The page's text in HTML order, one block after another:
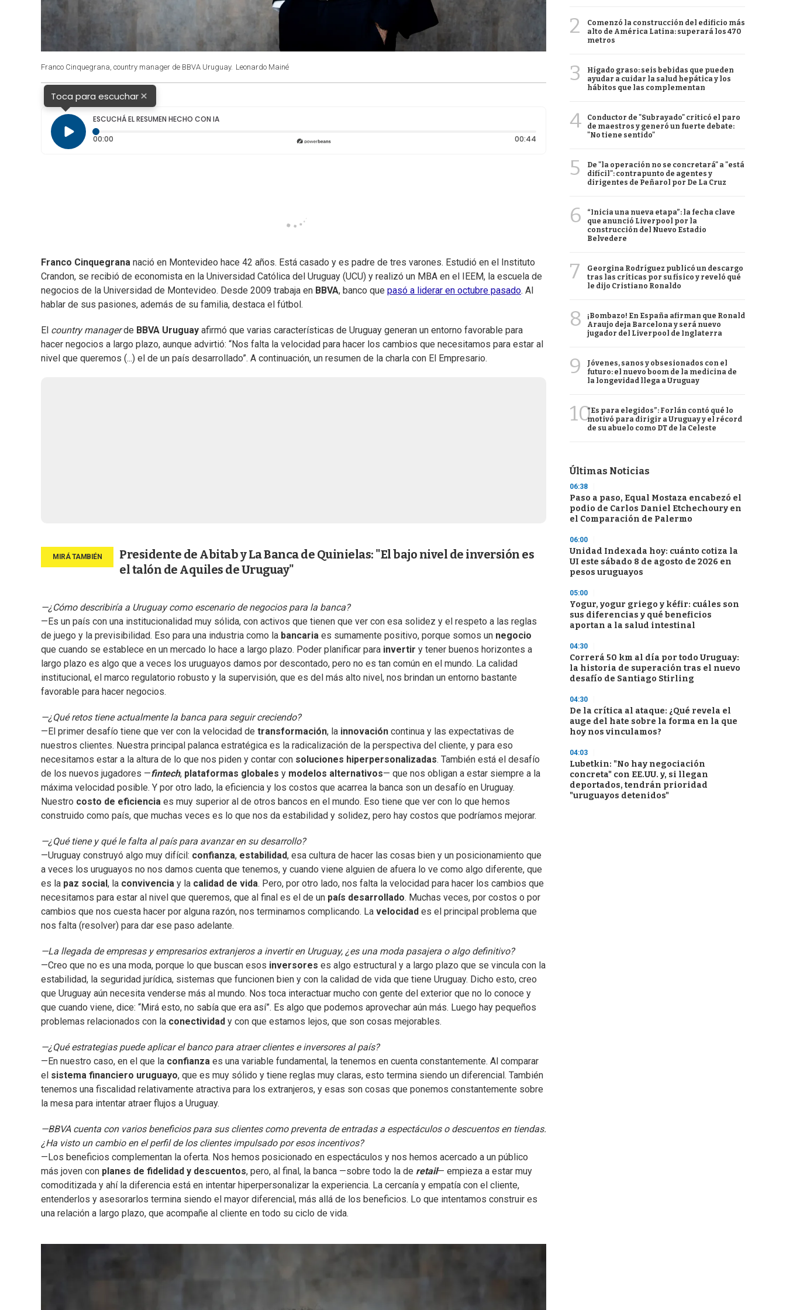
Franco Cinquegrana, country manager de BBVA Uruguay. Leonardo Mainé
Toca para escuchar×
ESCUCHÁ EL RESUMEN HECHO CON IA
00:00
00:44Duración: 44 segundos
Franco Cinquegrana nació en Montevideo hace 42 años. Está casado y es padre de tres varones. Estudió en el Instituto
Crandon, se recibió de economista en la Universidad Católica del Uruguay (UCU) y realizó un MBA en el IEEM, la escuela de
negocios de la Universidad de Montevideo. Desde 2009 trabaja en BBVA, banco que pasó a liderar en octubre pasado. Al
hablar de sus pasiones, además de su familia, destaca el fútbol.
El country managerde BBVA Uruguay afirmó que varias características de Uruguay generan un entorno favorable para
hacer negocios a largo plazo, aunque advirtió: “Nos falta la velocidad para hacer los cambios que necesitamos para estar al
nivel que queremos (...) el de un país desarrollado”. A continuación, un resumen de la charla con El Empresario.
Presidente de Abitab y La Banca de Quinielas: "El bajo nivel de inversión es
el talón de Aquiles de Uruguay"
—¿Cómo describiría a Uruguay como escenario de negocios para la banca?
—Es un país con una institucionalidad muy sólida, con activos que tienen que ver con esa solidez y el respeto a las reglas
de juego y la previsibilidad. Eso para una industria como la bancaria es sumamente positivo, porque somos un negocio
que cuando se establece en un mercado lo hace a largo plazo. Poder planificar para invertir y tener buenos horizontes a
largo plazo es algo que a veces los uruguayos damos por descontado, pero no es tan común en el mundo. La calidad
institucional, el marco regulatorio robusto y la supervisión, que es del más alto nivel, nos brindan un entorno bastante
favorable para hacer negocios.
—¿Qué retos tiene actualmente la banca para seguir creciendo?
—El primer desafío tiene que ver con la velocidad de transformación, la innovación continua y las expectativas de
nuestros clientes. Nuestra principal palanca estratégica es la radicalización de la perspectiva del cliente, y para eso
necesitamos estar a la altura de lo que nos piden y contar con soluciones hiperpersonalizadas. También está el desafío
de los nuevos jugadores —fintech, plataformas globales y modelos alternativos— que nos obligan a estar siempre a la
máxima velocidad posible. Y por otro lado, la eficiencia y los costos que acarrea la banca son un desafío en Uruguay.
Nuestro costo de eficiencia es muy superior al de otros bancos en el mundo. Eso tiene que ver con lo que hemos
construido como país, que muchas veces es lo que nos da estabilidad y solidez, pero hay costos que podríamos mejorar.
—¿Qué tiene y qué le falta al país para avanzar en su desarrollo?
—Uruguay construyó algo muy difícil: confianza, estabilidad, esa cultura de hacer las cosas bien y un posicionamiento que
a veces los uruguayos no nos damos cuenta que tenemos, y cuando viene alguien de afuera lo ve como algo diferente, que
es la paz social , la convivencia y la calidad de vida. Pero, por otro lado, nos falta la velocidad para hacer los cambios que
necesitamos para estar al nivel que queremos, que al final es el de un país desarrollado. Muchas veces, por costos o por
cambios que nos cuesta hacer por alguna razón, nos terminamos complicando. La velocidad es el principal problema que
nos falta (resolver) para dar ese paso adelante.
—La llegada de empresas y empresarios extranjeros a invertir en Uruguay, ¿es una moda pasajera o algo definitivo?
—Creo que no es una moda, porque lo que buscan esos inversores es algo estructural y a largo plazo que se vincula con la
estabilidad, la seguridad jurídica, sistemas que funcionen bien y con la calidad de vida que tiene Uruguay. Dicho esto, creo
que Uruguay aún necesita venderse más al mundo. Nos toca interactuar mucho con gente del exterior que no lo conoce y
que cuando viene, dice: “Mirá esto, no sabía que era así”. Es algo que podemos aprovechar aún más. Luego hay pequeños
problemas relacionados con la conectividad y con que estamos lejos, que son cosas mejorables.
—¿Qué estrategias puede aplicar el banco para atraer clientes e inversores al país?
—En nuestro caso, en el que la confianza es una variable fundamental, la tenemos en cuenta constantemente. Al comparar
el sistema financiero uruguayo, que es muy sólido y tiene reglas muy claras, esto termina siendo un diferencial. También
tenemos una fiscalidad relativamente atractiva para los extranjeros, y esas son cosas que ponemos constantemente sobre
la mesa para intentar atraer flujos a Uruguay.
—BBVA cuenta con varios beneficios para sus clientes como preventa de entradas a espectáculos o descuentos en tiendas.
¿Ha visto un cambio en el perfil de los clientes impulsado por esos incentivos?
—Los beneficios complementan la oferta. Nos hemos posicionado en espectáculos y nos hemos acercado a un público
más joven con planes de fidelidad y descuentos, pero, al final, la banca —sobre todo la de retail— empieza a estar muy
comoditizada y ahí la diferencia está en intentar hiperpersonalizar la experiencia. La cercanía y empatía con el cliente,
entenderlos y asesorarlos termina siendo el mayor diferencial, más allá de los beneficios. Lo que intentamos construir es
una relación a largo plazo, que acompañe al cliente en todo su ciclo de vida.
2
Comenzó la construcción del edificio más
alto de América Latina: superará los 470
metros
3
Hígado graso: seis bebidas que pueden
ayudar a cuidar la salud hepática y los
hábitos que las complementan
4
Conductor de "Subrayado" criticó el paro
de maestros y generó un fuerte debate:
"No tiene sentido"
5
De "la operación no se concretará" a "está
difícil": contrapunto de agentes y
dirigentes de Peñarol por De La Cruz
6
“Inicia una nueva etapa”: la fecha clave
que anunció Liverpool por la
construcción del Nuevo Estadio
Belvedere
7
Georgina Rodríguez publicó un descargo
tras las críticas por su físico y reveló qué
le dijo Cristiano Ronaldo
8
¡Bombazo! En España afirman que Ronald
Araujo deja Barcelona y será nuevo
jugador del Liverpool de Inglaterra
9
Jóvenes, sanos y obsesionados con el
futuro: el nuevo boom de la medicina de
la longevidad llega a Uruguay
10“Es para elegidos”: Forlán contó qué lo
motivó para dirigir a Uruguay y el récord
de su abuelo como DT de la Celeste
Últimas Noticias
06:38
Paso a paso, Equal Mostaza encabezó el
podio de Carlos Daniel Etchechoury en
el Comparación de Palermo
06:00
Unidad Indexada hoy: cuánto cotiza la
UI este sábado 8 de agosto de 2026 en
pesos uruguayos
05:00
Yogur, yogur griego y kéfir: cuáles son
sus diferencias y qué beneficios
aportan a la salud intestinal
04:30
Correrá 50 km al día por todo Uruguay:
la historia de superación tras el nuevo
desafío de Santiago Stirling
04:30
De la crítica al ataque: ¿Qué revela el
auge del hate sobre la forma en la que
hoy nos vinculamos?
04:03
Lubetkin: "No hay negociación
concreta" con EE.UU. y, si llegan
deportados, tendrán prioridad
"uruguayos detenidos"